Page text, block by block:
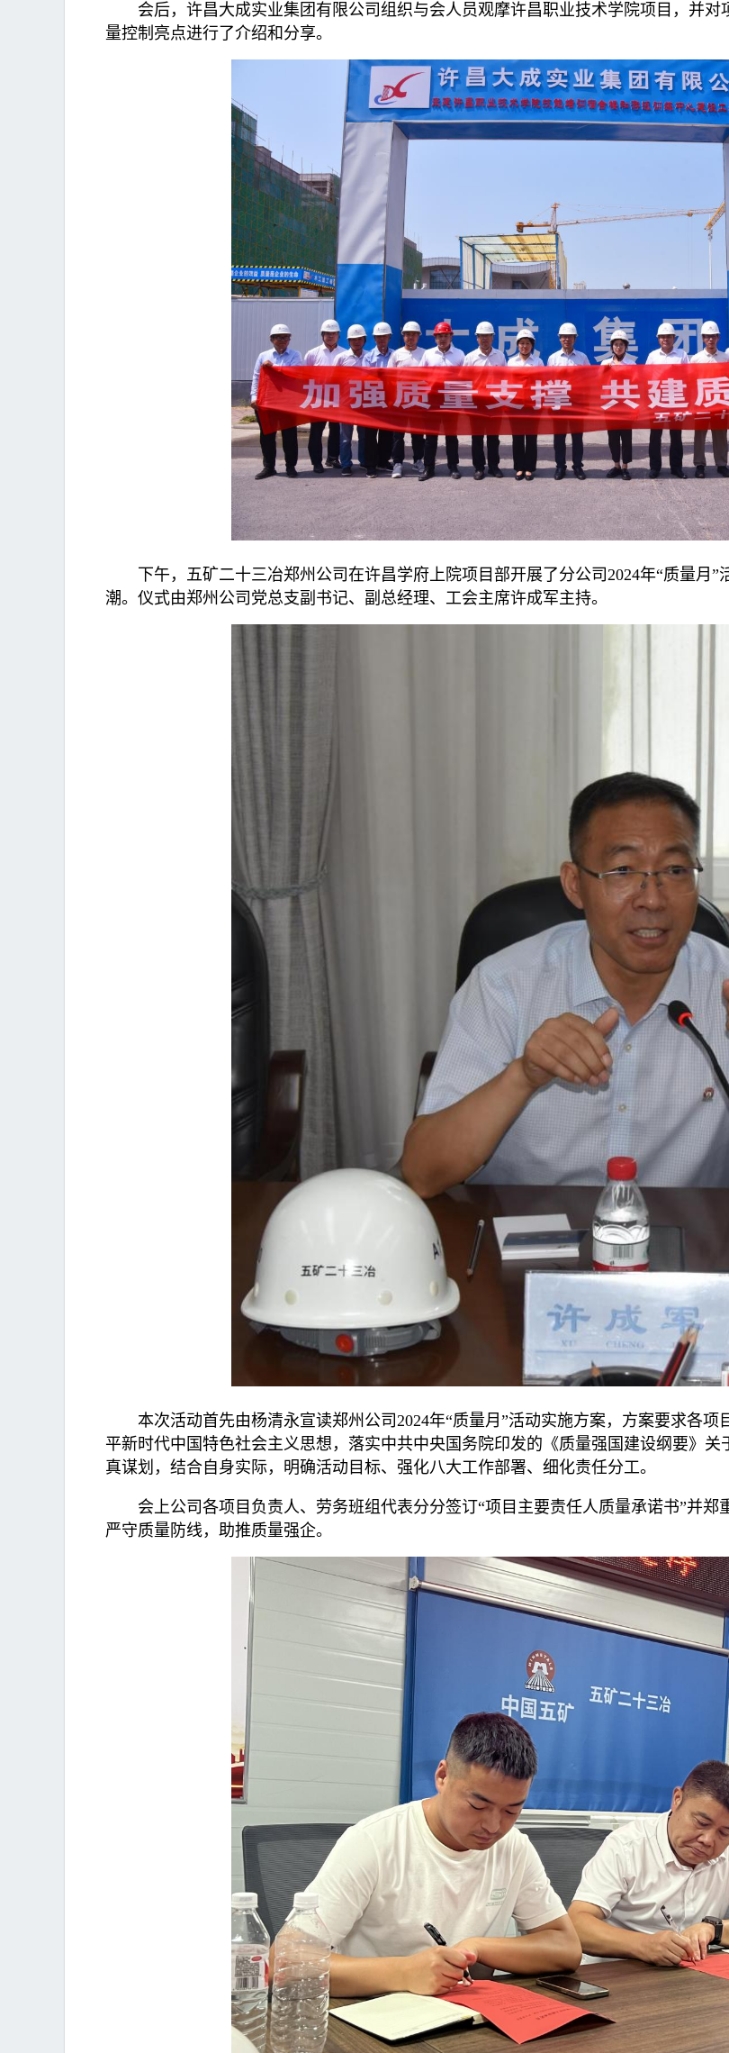
会后，许昌大成实业集团有限公司组织与会人员观摩许昌职业技术学院项目，并
量控制亮点进行了介绍和分享。
下午，五矿二十三冶郑州公司在许昌学府上院项目部开展了分公司2024年“质量月
潮。仪式由郑州公司党总支副书记、副总经理、工会主席许成军主持。
本次活动首先由杨清永宣读郑州公司2024年“质量月”活动实施方案，方案要求各
平新时代中国特色社会主义思想，落实中共中央国务院印发的《质量强国建设纲要》
真谋划，结合自身实际，明确活动目标、强化八大工作部署、细化责任分工。
会上公司各项目负责人、劳务班组代表分分签订“项目主要责任人质量承诺书”并郑
严守质量防线，助推质量强企。